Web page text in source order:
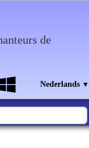
de
Nederlands ▼